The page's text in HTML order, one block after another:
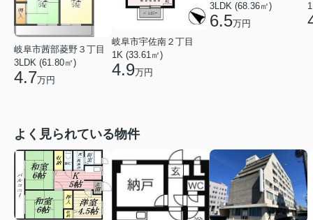
岐阜市茜部菱野３丁目
3LDK (61.80㎡)
4.7万円
岐阜市宇佐南２丁目
1K (33.61㎡)
4.9万円
3LDK (68.36㎡)
6.5万円
よく見られている物件